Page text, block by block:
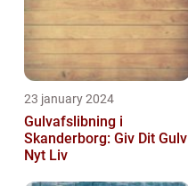
23 january 2024
Gulvafslibning i
Skanderborg: Giv Dit Gulv
Nyt Liv